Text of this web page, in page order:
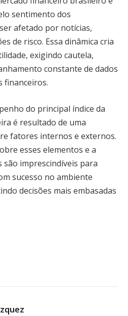
sentimento dos
afetado por notícias,
de risco. Essa dinâmica cria
exigindo cautela,
constante de dados
financeiros.
do principal índice da
é resultado de uma
fatores internos e externos.
esses elementos e a
são imprescindíveis para
sucesso no ambiente
decisões mais embasadas